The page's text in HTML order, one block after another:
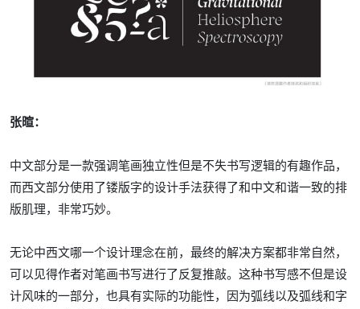
张暄：
中文部分是一款强调笔画独立性但是不失书写逻辑的有趣作品，
而西文部分使用了镂版字的设计手法获得了和中文和谐一致的排
版肌理，非常巧妙。
无论中西文哪一个设计理念在前，最终的解决方案都非常自然，
可以见得作者对笔画书写进行了反复推敲。这种书写感不但是设
计风味的一部分，也具有实际的功能性，因为弧线以及弧线和字